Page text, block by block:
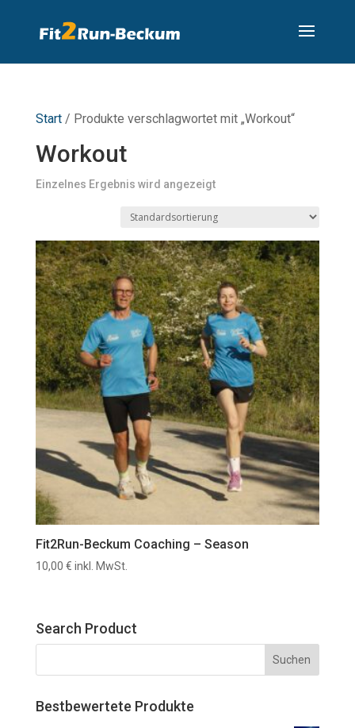
Start/ Produkte verschlagwortet mit „Workout“
Workout
Einzelnes Ergebnis wird angezeigt
Fit2Run-Beckum Coaching – Season
10,00 € inkl. MwSt.
Search Product
Bestbewertete Produkte